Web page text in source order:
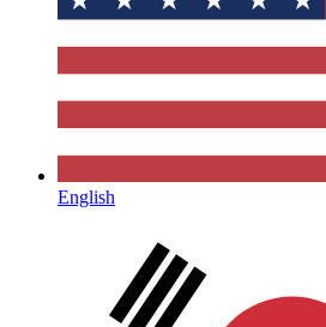
English